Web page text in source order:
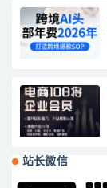
站长微信